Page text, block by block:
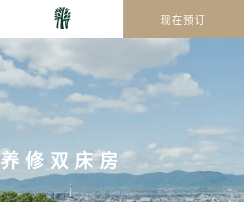
现在预订
养修双床房